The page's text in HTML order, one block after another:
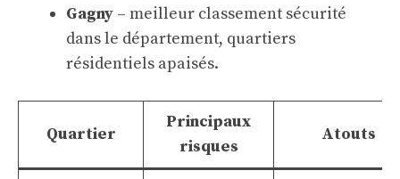
Gagny – meilleur classement sécurité
dans le département, quartiers
résidentiels apaisés.
Quartier
Principaux
risques
Atouts